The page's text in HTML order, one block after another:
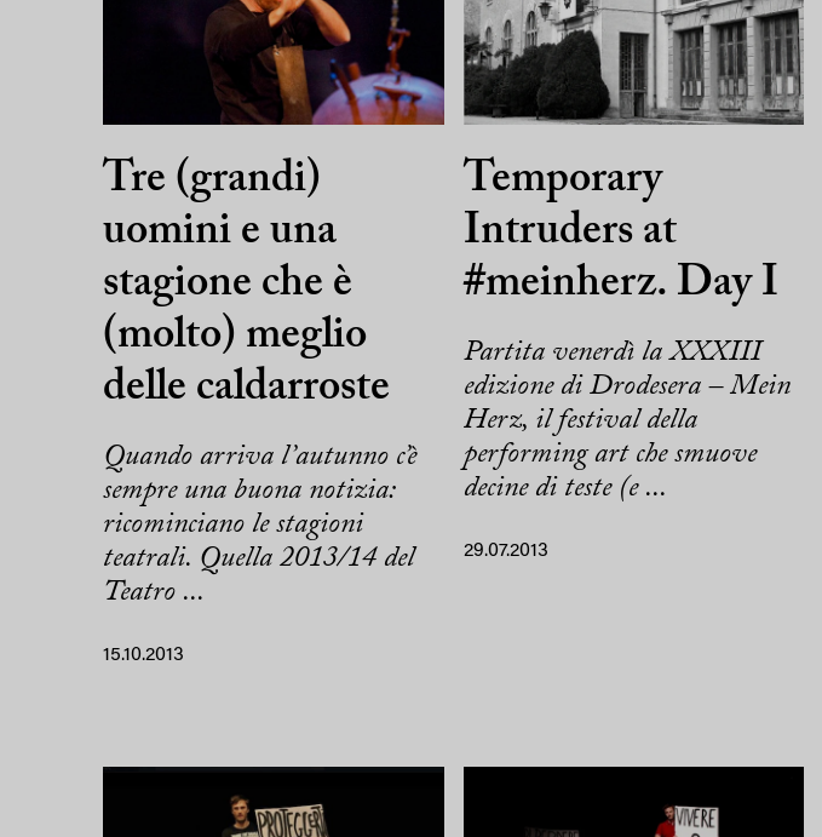
Tre (grandi)
uomini e una
stagione che è
(molto) meglio
delle caldarroste
Quando arriva l’autunno c’è
sempre una buona notizia:
ricominciano le stagioni
teatrali. Quella 2013/14 del
Teatro ...
15.10.2013
Temporary
Intruders at
#meinherz. Day I
Partita venerdì la XXXIII
edizione di Drodesera – Mein
Herz, il festival della
performing art che smuove
decine di teste (e ...
29.07.2013